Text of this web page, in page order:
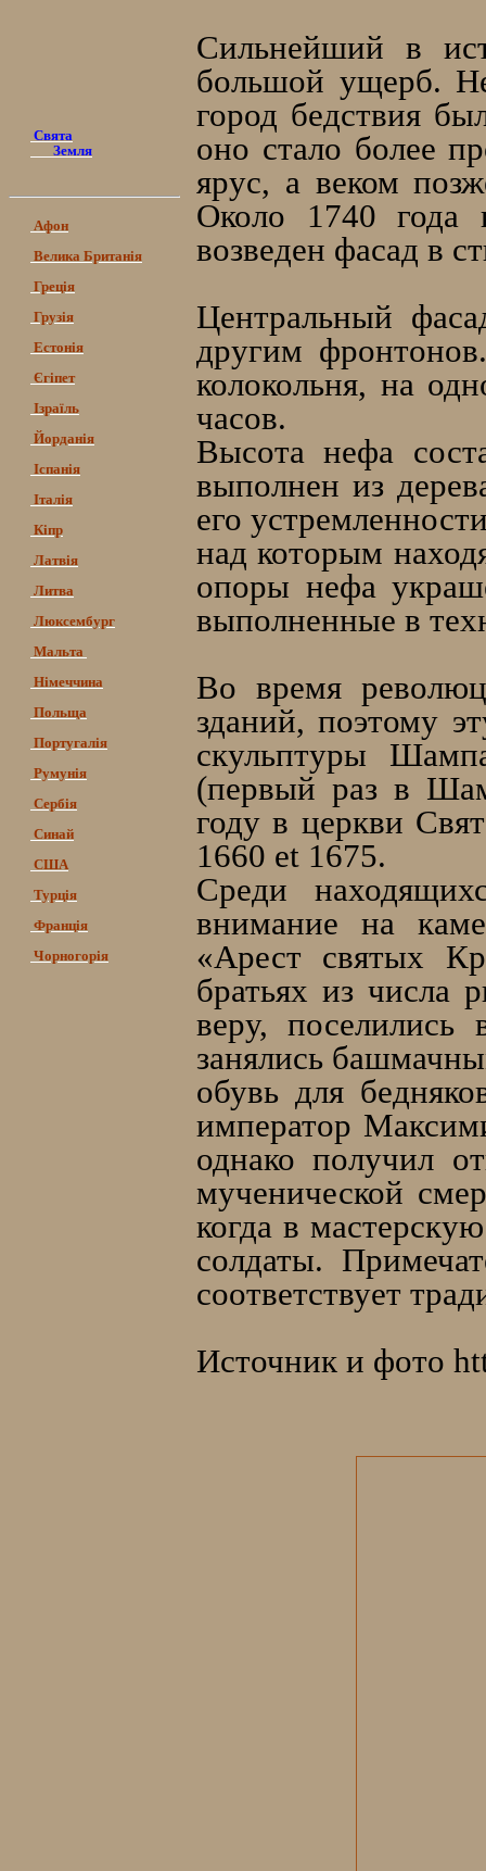
Свята
Земля
Афон
Велика Британія
Греція
Грузія
Естонія
Єгіпет
Ізраїль
Йорданія
Іспанія
Італія
Кіпр
Латвія
Литва
Люксембург
Мальта
Німеччина
Польща
Португалія
Румунія
Сербія
Синай
США
Турція
Франція
Чорногорія
Сильнейший в
большой ущерб.
город бедствия
оно стало более
ярус, а веком
Около 1740
возведен фасад в
Центральный
другим
колокольня, на
часов.
Высота нефа
выполнен из
его
над которым
опоры нефа
выполненные в
Во время
зданий, поэтому
скульптуры
(первый раз в
году в церкви
1660 et 1675.
Среди
внимание на
«Арест святых
братьях из числа
веру,
занялись
обувь для
император
однако получил
мученической
когда в
солдаты.
соответствует
Источник и фото